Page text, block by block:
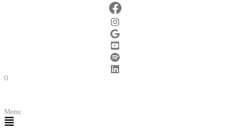
0
Menu